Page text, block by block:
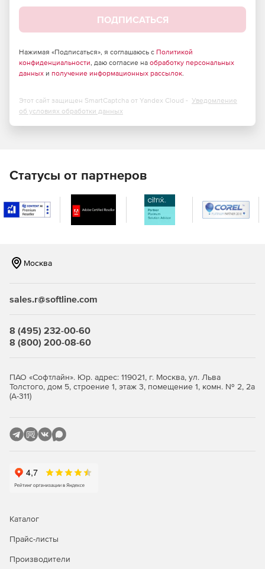
ПОДПИСАТЬСЯ
Нажимая «Подписаться», я соглашаюсь с Политикой
конфиденциальности, даю согласие на обработку персональных
данных и получение информационных рассылок.
Этот сайт защищен SmartCaptcha от Yandex Cloud - Уведомление
об условиях обработки данных
Статусы от партнеров
Москва
sales.r@softline.com
8 (495) 232-00-60
8 (800) 200-08-60
ПАО «Софтлайн». Юр. адрес: 119021, г. Москва, ул. Льва
Толстого, дом 5, строение 1, этаж 3, помещение 1, комн. № 2, 2а
(А-311)
Каталог
Прайс-листы
Производители